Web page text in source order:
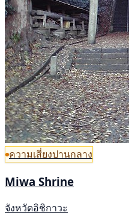
ความเสี่ยงปานกลาง
Miwa Shrine
จังหวัดอิชิกาวะ